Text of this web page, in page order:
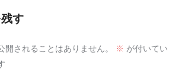
す
開されることはありません。 ※ が付いてい